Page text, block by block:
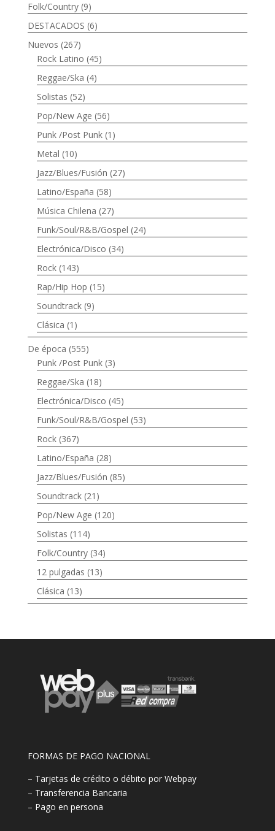
Folk/Country (9)
DESTACADOS (6)
Nuevos (267)
Rock Latino (45)
Reggae/Ska (4)
Solistas (52)
Pop/New Age (56)
Punk /Post Punk (1)
Metal (10)
Jazz/Blues/Fusión (27)
Latino/España (58)
Música Chilena (27)
Funk/Soul/R&B/Gospel (24)
Electrónica/Disco (34)
Rock (143)
Rap/Hip Hop (15)
Soundtrack (9)
Clásica (1)
De época (555)
Punk /Post Punk (3)
Reggae/Ska (18)
Electrónica/Disco (45)
Funk/Soul/R&B/Gospel (53)
Rock (367)
Latino/España (28)
Jazz/Blues/Fusión (85)
Soundtrack (21)
Pop/New Age (120)
Solistas (114)
Folk/Country (34)
12 pulgadas (13)
Clásica (13)
FORMAS DE PAGO NACIONAL
– Tarjetas de crédito o débito por Webpay
– Transferencia Bancaria
– Pago en persona